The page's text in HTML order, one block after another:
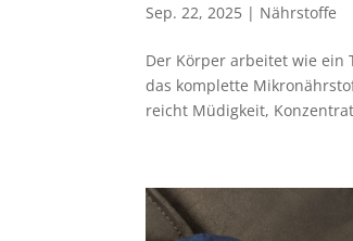
Sep. 22, 2025 | Nährstoffe
Der Körper arbeitet wie ein
das komplette
reicht Müdigkeit,